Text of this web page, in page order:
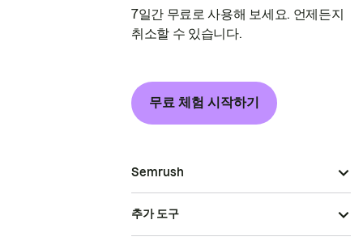
7일간 무료로 사용해 보세요. 언제든지
취소할 수 있습니다.
무료 체험 시작하기
Semrush
추가 도구